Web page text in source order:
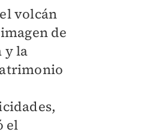
volcán
de
y la
el